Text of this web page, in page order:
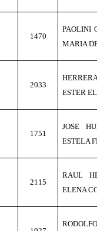
1470
PAOLINI
MARIA
2033
ESTER
1751
JOSE
ESTELA
2115
RAUL
ELENA